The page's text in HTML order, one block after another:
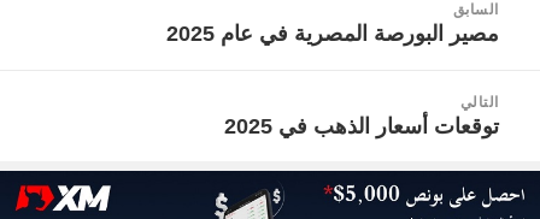
المقالاتالسابق
المقالة
مصير البورصة المصرية في عام 2025
التالي
المقالة
توقعات أسعار الذهب في 2025